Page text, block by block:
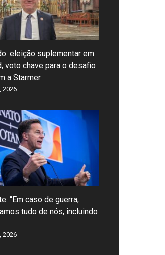
eleição suplementar em
voto chave para o desafio
a Starmer
2026
“Em caso de guerra,
tudo de nós, incluindo
2026